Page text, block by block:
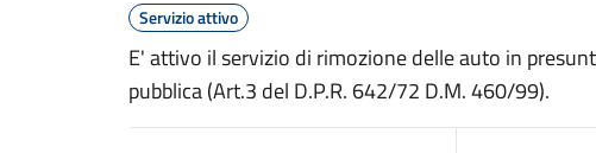
Servizio attivo
E' attivo il servizio di rimozione delle auto in
pubblica (Art.3 del D.P.R. 642/72 D.M. 460/99).